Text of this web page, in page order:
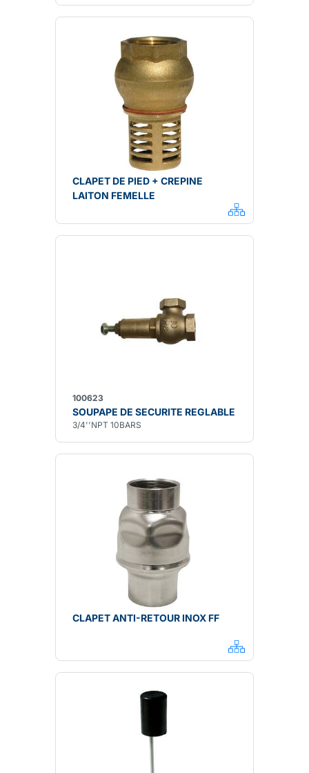
CLAPET DE PIED + CREPINE
LAITON FEMELLE
100623
SOUPAPE DE SECURITE REGLABLE
3/4''NPT 10BARS
CLAPET ANTI-RETOUR INOX FF